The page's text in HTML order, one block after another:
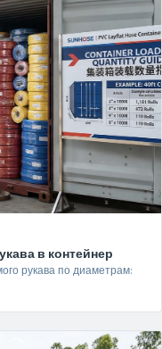
в контейнер
рукава по диаметрам: